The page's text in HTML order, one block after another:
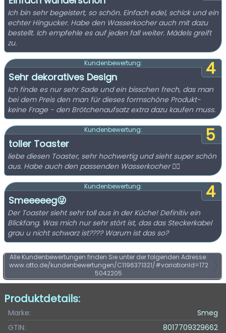
Ich bin sehr begeistert, so schön. Einfach edel, schick und ein
echter Hingucker. Habe den Wasserkocher auch mit dazu
bestellt. Ich empfehle es auf jeden fall weiter. Mädels greift
zu.
4
Kundenbewertung:
Sehr dekoratives Design
Ich finde es nur sehr Sade und ein bisschen frech, das man
bei dem Preis den man für dieses formschöne Produkt-
keine Frage - den Brötchenaufsatz extra dazu kaufen muss.
5
Kundenbewertung:
toller Toaster
liebe diesen Toaster, sehr hochwertig und sieht super schön
aus. Habe auch den passenden Wasserkocher 👍🏼
4
Kundenbewertung:
Smeeeeeg😜
Der Toaster sieht sehr toll aus in der Küche! Definitiv ein
Blickfang. Was mich nur sehr stört ist, das das Steckerkabel
grau u nicht schwarz ist???? Warum ist das so?
Alle Kundenbewertungen finden Sie unter der folgenden Adresse:
www.otto.de/kundenbewertungen/C1196371321/#variationId=172
5042205
Produktdetails:
Marke:
Smeg
GTIN:
8017709329662